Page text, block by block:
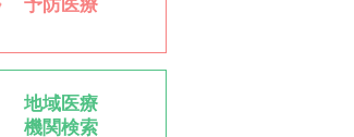
予防医療
地域医療
機関検索